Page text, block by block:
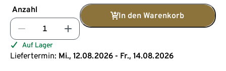
Anzahl
In den Warenkorb
Auf Lager
Liefertermin: Mi., 12.08.2026 - Fr., 14.08.2026